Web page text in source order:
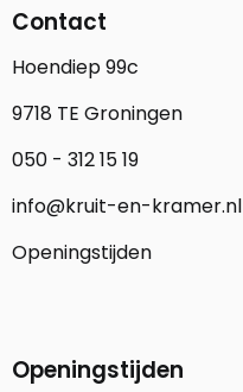
Contact
Hoendiep 99c
9718 TE Groningen
050 - 312 15 19
info@kruit-en-kramer.nl
Openingstijden
Openingstijden